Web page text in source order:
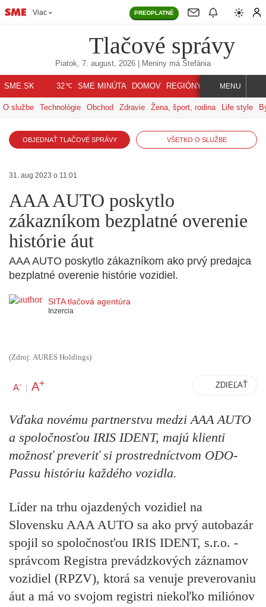
Viac PREDPLATNÉ
Tlačové správy
Piatok, 7. august, 2026 | Meniny má Štefánia
SME.SK 32℃ SME MINÚTA DOMOV REGIÓNY INDEX SVET
MENU
O službe Technológie Obchod Zdravie Žena, šport, rodina Life style
OBJEDNAŤ TLAČOVÉ SPRÁVY VŠETKO O SLUŽBE
31. aug 2023 o 11:01
AAA AUTO poskytlo
zákazníkom bezplatné overenie
histórie áut
AAA AUTO poskytlo zákazníkom ako prvý predajca
bezplatné overenie histórie vozidiel.
SITA tlačová agentúra
Inzercia
(Zdroj: AURES Holdings)
A- | A+ ZDIEĽAŤ
Vďaka novému partnerstvu medzi AAA AUTO
a spoločnosťou IRIS IDENT, majú klienti
možnosť preveriť si prostredníctvom ODO-
Passu históriu každého vozidla.
Líder na trhu ojazdených vozidiel na
Slovensku AAA AUTO sa ako prvý autobazár
spojil so spoločnosťou IRIS IDENT, s.r.o. -
správcom Registra prevádzkových záznamov
vozidiel (RPZV), ktorá sa venuje preverovaniu
áut a má vo svojom registri niekoľko miliónov